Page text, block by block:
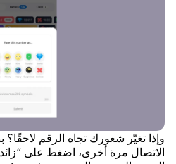
وإذا تغيّر شعورك تجاه الرقم
الاتصال مرة أخرى، اضغط على